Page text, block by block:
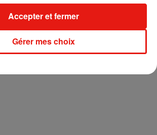
Grand Corps
emmène
Styleto en
road-trip dans
clip
Gérer mes choix
Accepter et fermer